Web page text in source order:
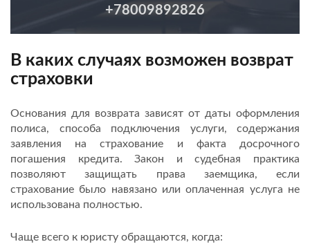
+78009892826
В каких случаях возможен возврат
страховки
Основания для возврата зависят от даты оформления
полиса, способа подключения услуги, содержания
заявления на страхование и факта досрочного
погашения кредита. Закон и судебная практика
позволяют защищать права заемщика, если
страхование было навязано или оплаченная услуга не
использована полностью.
Чаще всего к юристу обращаются, когда: